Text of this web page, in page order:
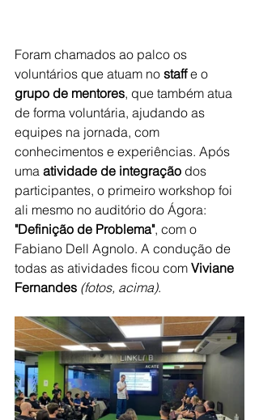
Foram chamados ao palco os
voluntários que atuam no staff e o
grupo de mentores, que também atua
de forma voluntária, ajudando as
equipes na jornada, com
conhecimentos e experiências. Após
uma atividade de integração dos
participantes, o primeiro workshop foi
ali mesmo no auditório do Ágora:
"Definição de Problema", com o
Fabiano Dell Agnolo. A condução de
todas as atividades ficou com Viviane
Fernandes (fotos, acima).